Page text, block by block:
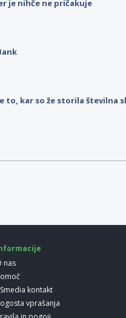
je nihče ne pričakuje
kar so že storila številna
nas
kontakt
vprašanja